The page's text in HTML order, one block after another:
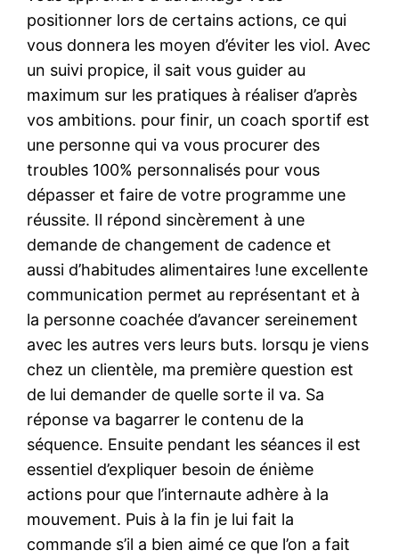
positionner lors de certains actions, ce qui
vous donnera les moyen d’éviter les viol. Avec
un suivi propice, il sait vous guider au
maximum sur les pratiques à réaliser d’après
vos ambitions. pour finir, un coach sportif est
une personne qui va vous procurer des
troubles 100% personnalisés pour vous
dépasser et faire de votre programme une
réussite. Il répond sincèrement à une
demande de changement de cadence et
aussi d’habitudes alimentaires !une excellente
communication permet au représentant et à
la personne coachée d’avancer sereinement
avec les autres vers leurs buts. lorsqu je viens
chez un clientèle, ma première question est
de lui demander de quelle sorte il va. Sa
réponse va bagarrer le contenu de la
séquence. Ensuite pendant les séances il est
essentiel d’expliquer besoin de énième
actions pour que l’internaute adhère à la
mouvement. Puis à la fin je lui fait la
commande s’il a bien aimé ce que l’on a fait